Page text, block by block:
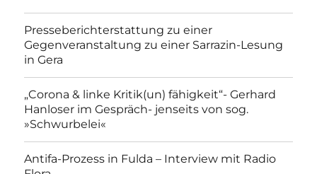
Presseberichterstattung zu einer
Gegenveranstaltung zu einer Sarrazin-Lesung
in Gera
„Corona & linke Kritik(un) fähigkeit“- Gerhard
Hanloser im Gespräch- jenseits von sog.
»Schwurbelei«
Antifa-Prozess in Fulda – Interview mit Radio